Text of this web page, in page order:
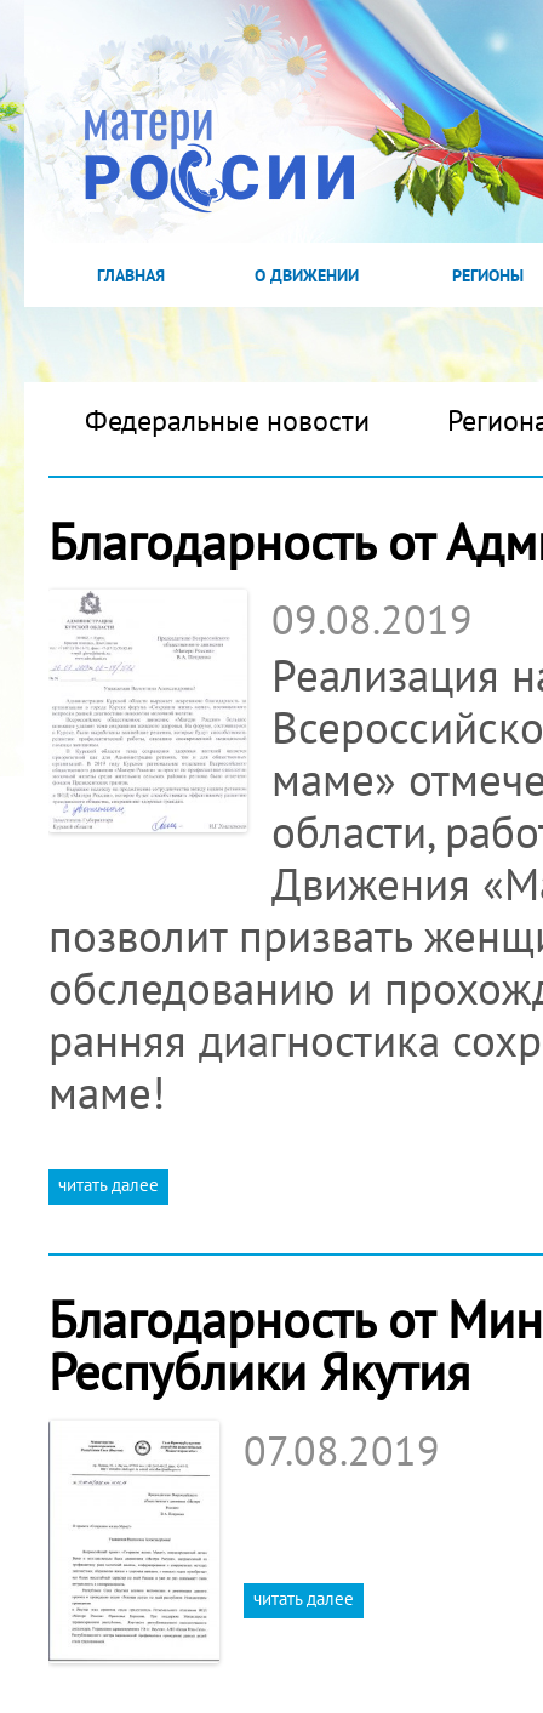
ГЛАВНАЯ О ДВИЖЕНИИ РЕГИОНЫ
Федеральные новости
Благодарность от
09.08.2019
Реализация
маме»
области,
Движения
позволит призвать
обследованию и
ранняя диагностика
маме!
читать далее
Благодарность от
Республики Якутия
07.08.2019
читать далее